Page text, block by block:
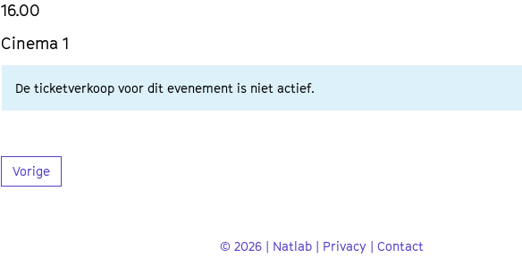
16.00
Cinema 1
De ticketverkoop voor dit evenement is niet actief.
Vorige
© 2026 | Natlab | Privacy | Contact